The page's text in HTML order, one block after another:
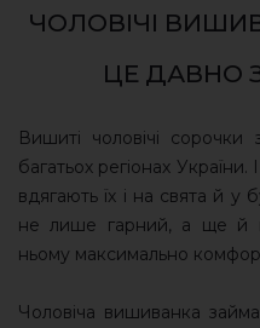
ЧОЛОВІЧІ
ЦЕ ДАВНО
Вишиті чоловічі
багатьох регіонах
вдягають їх і на свята й
не лише гарний, а ще й
ньому максимально
Чоловіча вишиванка